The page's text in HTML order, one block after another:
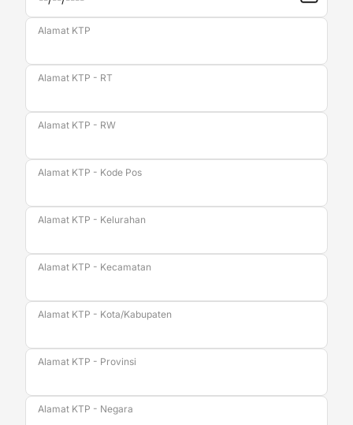
Alamat KTP
Alamat KTP - RT
Alamat KTP - RW
Alamat KTP - Kode Pos
Alamat KTP - Kelurahan
Alamat KTP - Kecamatan
Alamat KTP - Kota/Kabupaten
Alamat KTP - Provinsi
Alamat KTP - Negara